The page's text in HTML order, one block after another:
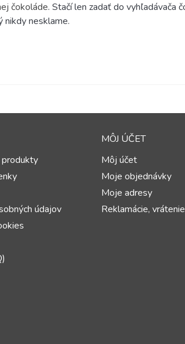
čokoláde. Stačí len zadať do vyhľadávača
nikdy nesklame.
údajov
MÔJ ÚČET
Môj účet
Moje objednávky
Moje adresy
Reklamácie,